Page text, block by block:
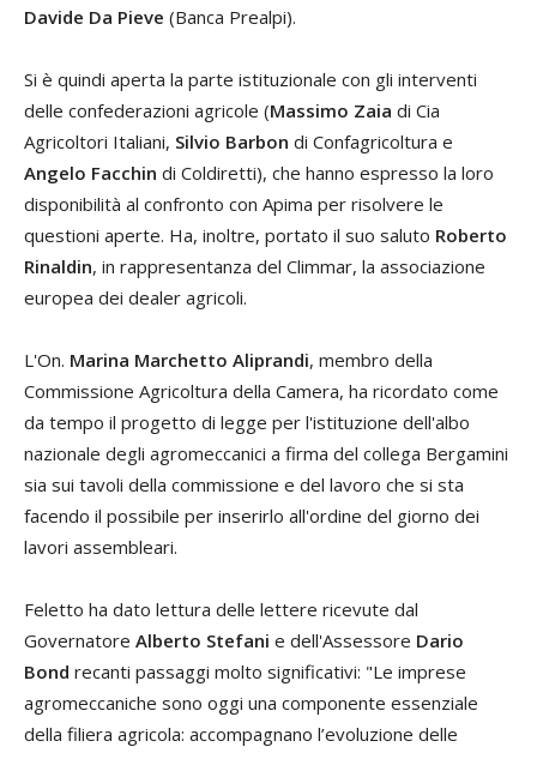
Davide Da Pieve (Banca Prealpi).
Si è quindi aperta la parte istituzionale con gli interventi
delle confederazioni agricole (Massimo Zaia di Cia
Agricoltori Italiani, Silvio Barbon di Confagricoltura e
Angelo Facchin di Coldiretti), che hanno espresso la loro
disponibilità al confronto con Apima per risolvere le
questioni aperte. Ha, inoltre, portato il suo saluto Roberto
Rinaldin, in rappresentanza del Climmar, la associazione
europea dei dealer agricoli.
L'On. Marina Marchetto Aliprandi, membro della
Commissione Agricoltura della Camera, ha ricordato come
da tempo il progetto di legge per l'istituzione dell'albo
nazionale degli agromeccanici a firma del collega Bergamini
sia sui tavoli della commissione e del lavoro che si sta
facendo il possibile per inserirlo all'ordine del giorno dei
lavori assembleari.
Feletto ha dato lettura delle lettere ricevute dal
Governatore Alberto Stefani e dell'Assessore Dario
Bond recanti passaggi molto significativi: "Le imprese
agromeccaniche sono oggi una componente essenziale
della filiera agricola: accompagnano l’evoluzione delle